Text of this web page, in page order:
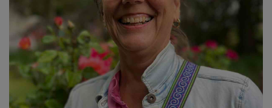
Classes
Facilitateurs
Shop